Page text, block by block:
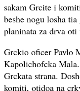
sakam Grcite i
beshe nogu losha
planinata za drva oti
Grckio oficer Pavlo
Kapolichofcka
Grckata strana.
komiti, otidoa na